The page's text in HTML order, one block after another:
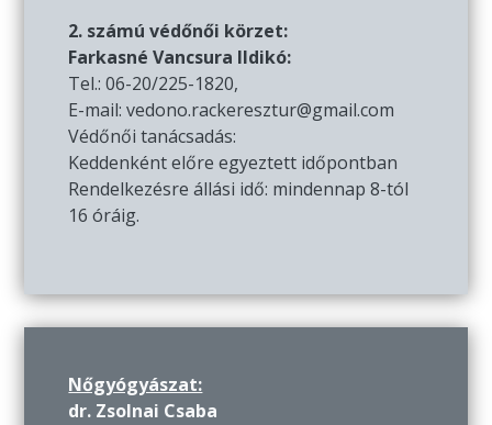
2. számú védőnői körzet:
Farkasné Vancsura Ildikó:
Tel.: 06-20/225-1820,
E-mail: vedono.rackeresztur@gmail.com
Védőnői tanácsadás:
Keddenként előre egyeztett időpontban
Rendelkezésre állási idő: mindennap 8-tól
16 óráig.
Nőgyógyászat:
dr. Zsolnai Csaba